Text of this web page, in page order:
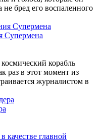
бред его воспаленного
Супермена
корабль
раз в этот момент из
журналистом в